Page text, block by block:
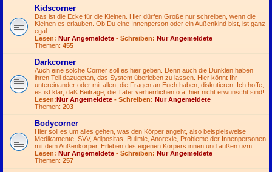
Kidscorner
Das ist die Ecke für die Kleinen. Hier dürfen Große nur schreiben, wenn die
Kleinen es erlauben. Ob Du eine Innenperson oder ein Außenkind bist, ist ganz
egal.
Lesen: Nur Angemeldete - Schreiben: Nur Angemeldete
Themen: 455
Darkcorner
Auch eine solche Corner soll es hier geben. Denn auch die Dunklen haben
ihren Teil dazugetan, das System überleben zu lassen. Hier könnt Ihr
untereinander oder mit allen, die Fragen an Euch haben, diskutieren. Ich hoffe,
es ist klar, daß Beiträge, die Täter verherrlichen o.ä. hier nicht erwünscht sind!
Lesen:Nur Angemeldete - Schreiben: Nur Angemeldete
Themen: 203
Bodycorner
Hier soll es um alles gehen, was den Körper angeht, also beispielsweise
Medikamente, SVV, Adipositas, Bulimie, Anorexie, Probleme der Innenpersonen
mit dem Außenkörper, Erleben des eigenen Körpers innen und außen uvm.
Lesen: Nur Angemeldete - Schreiben: Nur Angemeldete
Themen: 257